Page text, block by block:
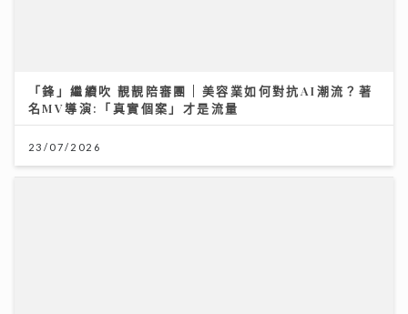
「鋒」繼續吹 靚靚陪審團 | 美容業如何對抗AI潮流？著
名MV導演:「真實個案」才是流量
23/07/2026